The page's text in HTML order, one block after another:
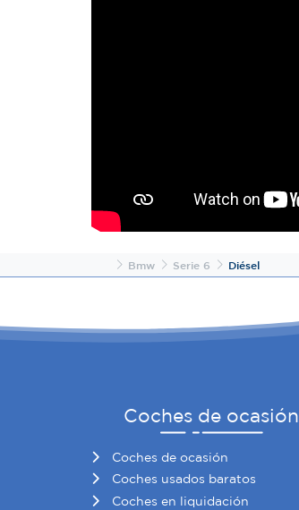
InicioBmw Serie 6 Diésel
Coches de ocasión
Coches de ocasión
Coches usados baratos
Coches en liquidación